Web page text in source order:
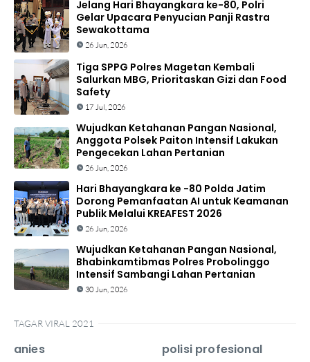
Jelang Hari Bhayangkara ke-80, Polri
Gelar Upacara Penyucian Panji Rastra
Sewakottama
26 Jun, 2026
Tiga SPPG Polres Magetan Kembali
Salurkan MBG, Prioritaskan Gizi dan Food
Safety
17 Jul, 2026
Wujudkan Ketahanan Pangan Nasional,
Anggota Polsek Paiton Intensif Lakukan
Pengecekan Lahan Pertanian
26 Jun, 2026
Hari Bhayangkara ke -80 Polda Jatim
Dorong Pemanfaatan AI untuk Keamanan
Publik Melalui KREAFEST 2026
26 Jun, 2026
Wujudkan Ketahanan Pangan Nasional,
Bhabinkamtibmas Polres Probolinggo
Intensif Sambangi Lahan Pertanian
30 Jun, 2026
TAGAR VIRAL 2021
anies
polisi profesional